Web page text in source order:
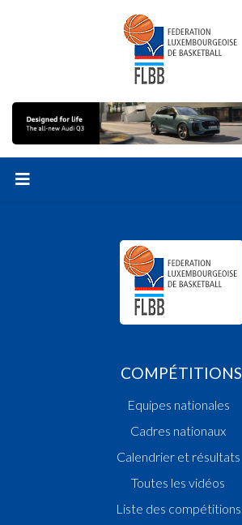
COMPÉTITIONS
Equipes nationales
Cadres nationaux
Calendrier et résultats
Toutes les vidéos
Liste des compétitions